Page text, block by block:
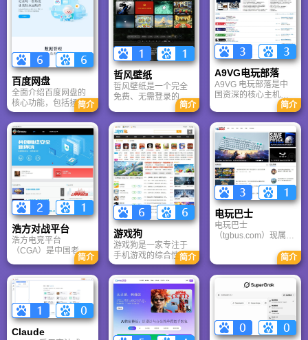
百度网盘
全面介绍百度网盘的
核心功能，包括拯救
手机内存、在线看视
频、AI智能做笔记与
总结长文。详细解答
数据安全性及服务器
备份机制，带你了解
GenFlow AI智能体如
何帮你高效办公与学
习。
简介
哲风壁纸
哲风壁纸是一个完全
免费、无需登录的高
清壁纸下载网站。提
供海量4K、8K超清电
脑与手机壁纸，涵盖
动漫、风景、赛博朋
克等多元风格。支持
动态壁纸与头像制
作，国内访问极速，
是美化桌面的首选平
台。
简介
A9VG电玩部落
A9VG 电玩部落是中
国资深的核心主机游
戏玩家社区。网站以
论坛为核心，提供全
面的主机游戏资讯、
攻略和资料库，覆盖
PlayStation、Xbox、
Switch 等全平台。凭
借其深厚的历史积淀
和活跃的用户群体，
A9VG 成为硬核玩家
交流心得、分享攻略
的首选平台之一。
简介
浩方对战平台
浩方电竞平台
（CGA）是中国老牌
游戏联机平台，提供
CS、War3、星际争霸
等经典游戏的稳定联
机服务。重温DOTA1
的激情岁月，找回当
年的战友。同时提供
最新CGA电竞赛事资
讯及热门页游入口，
简介
游戏狗
游戏狗是一家专注于
手机游戏的综合性门
户网站。它致力于为
手游玩家提供最新、
最全的游戏资讯、攻
略、评测及视频等内
容，是国内较早一批
专注于移动游戏领域
的垂直媒体。
简介
电玩巴士
电玩巴士
（tgbus.com）现属于
注于解决游戏用户需
求的综合性游戏门户
网站，电玩巴士是一
个全面的综合性游戏
门户，专注于为全球
玩家提供主机、PC及
移动端游戏的全方位
资讯。
简介
Claude